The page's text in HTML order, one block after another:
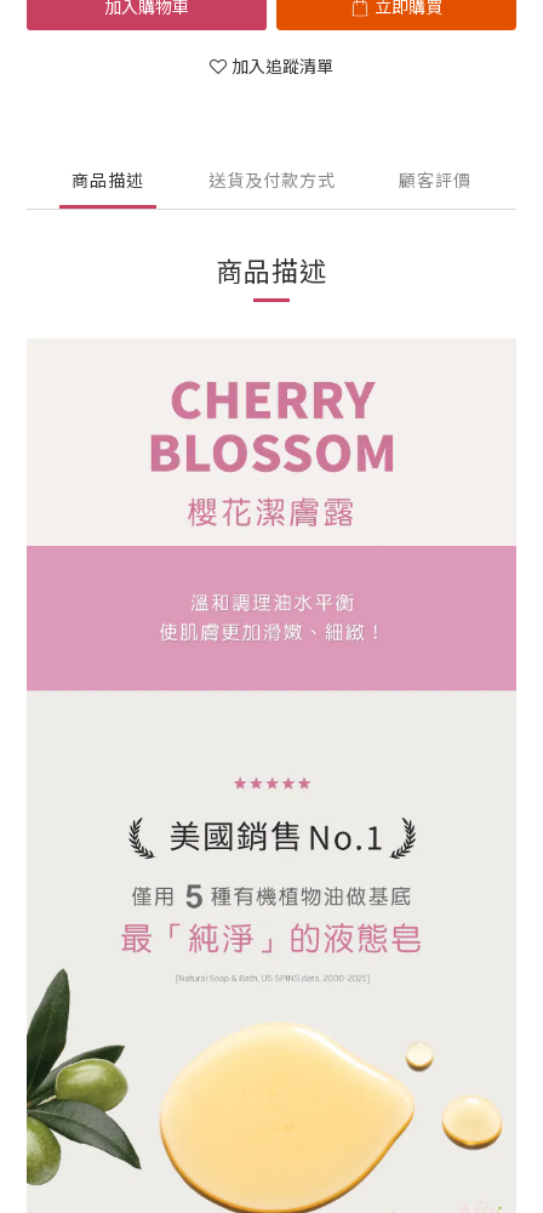
加入購物車 立即購買
加入追蹤清單
商品描述 送貨及付款方式 顧客評價
商品描述